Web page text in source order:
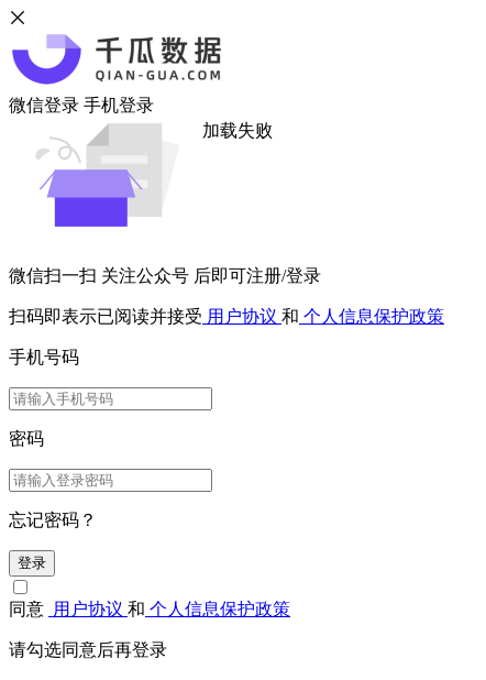
微信登录 手机登录
加载失败
微信扫一扫 关注公众号 后即可注册/登录
扫码即表示已阅读并接受 用户协议 和 个人信息保护政策
手机号码
密码
忘记密码？
登录
同意 用户协议 和 个人信息保护政策
请勾选同意后再登录